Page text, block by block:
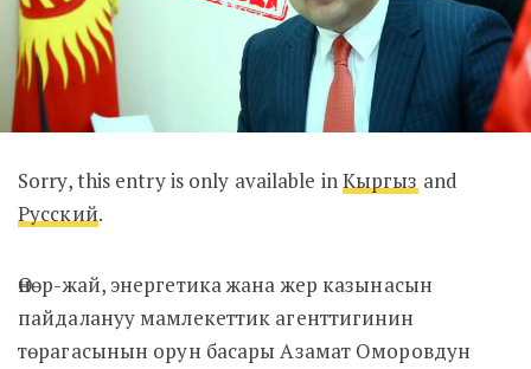
Sorry, this entry is only available inКыргыз and
Русский.
Өнөр-жай, энергетика жана жер казынасын
пайдалануу мамлекеттик агенттигинин
төрагасынын орун басары Азамат Оморовдун